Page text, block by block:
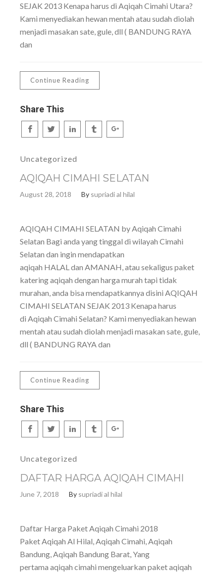
SEJAK 2013 Kenapa harus di Aqiqah Cimahi Utara?
Kami menyediakan hewan mentah atau sudah diolah
menjadi masakan sate, gule, dll ( BANDUNG RAYA
dan
Continue Reading
Share This
Uncategorized
AQIQAH CIMAHI SELATAN
August 28, 2018 By supriadi al hilal
AQIQAH CIMAHI SELATAN by Aqiqah Cimahi
Selatan Bagi anda yang tinggal di wilayah Cimahi
Selatan dan ingin mendapatkan
aqiqah HALAL dan AMANAH, atau sekaligus paket
katering aqiqah dengan harga murah tapi tidak
murahan, anda bisa mendapatkannya disini AQIQAH
CIMAHI SELATAN SEJAK 2013 Kenapa harus
di Aqiqah Cimahi Selatan? Kami menyediakan hewan
mentah atau sudah diolah menjadi masakan sate, gule,
dll ( BANDUNG RAYA dan
Continue Reading
Share This
Uncategorized
DAFTAR HARGA AQIQAH CIMAHI
June 7, 2018 By supriadi al hilal
Daftar Harga Paket Aqiqah Cimahi 2018
Paket Aqiqah Al Hilal, Aqiqah Cimahi, Aqiqah
Bandung, Aqiqah Bandung Barat, Yang
pertama aqiqah cimahi mengeluarkan paket aqiqah